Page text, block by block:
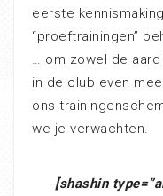
eerste
“proeftrainingen”
… om zowel de
in de club even
ons
we je verwachten.
[shashin